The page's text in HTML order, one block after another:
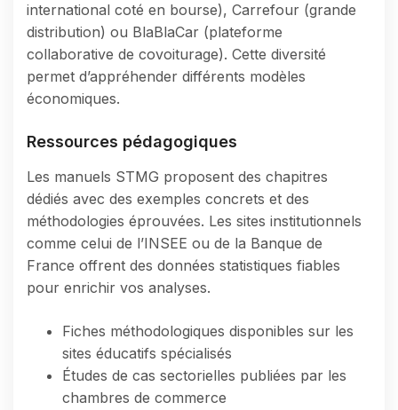
international coté en bourse), Carrefour (grande
distribution) ou BlaBlaCar (plateforme
collaborative de covoiturage). Cette diversité
permet d’appréhender différents modèles
économiques.
Ressources pédagogiques
Les manuels STMG proposent des chapitres
dédiés avec des exemples concrets et des
méthodologies éprouvées. Les sites institutionnels
comme celui de l’INSEE ou de la Banque de
France offrent des données statistiques fiables
pour enrichir vos analyses.
Fiches méthodologiques disponibles sur les
sites éducatifs spécialisés
Études de cas sectorielles publiées par les
chambres de commerce